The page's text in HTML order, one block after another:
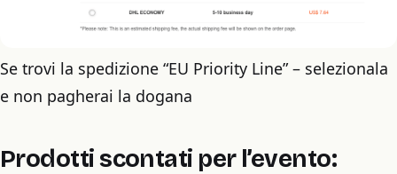
Se trovi la spedizione “EU Priority Line” – selezionala
e non pagherai la dogana
Prodotti scontati per l’evento: